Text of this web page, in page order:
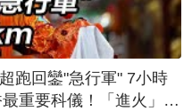
跑回鑾"急行軍" 7小時
重要科儀！「進火」儀